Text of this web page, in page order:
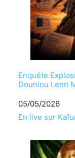
Enquête
Douniou Lenn
Date
05/05/2026
Par rapport à
En live sur